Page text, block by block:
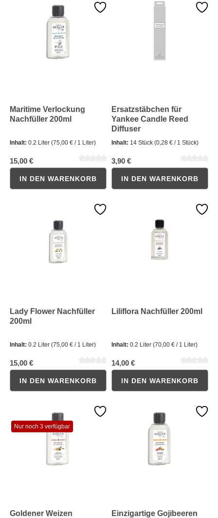
Durchschnittliche Bewertung von 5 von 5 SternenDurchschnittliche Bewertung
Maritime Verlockung
Nachfüller 200ml
Inhalt: 0.2 Liter (75,00 € / 1 Liter)
15,00 €
IN DEN WARENKORB
Ersatzstäbchen für
Yankee Candle Reed
Diffuser
Inhalt: 14 Stück (0,28 € / 1 Stück)
3,90 €
IN DEN WARENKORB
Lady Flower Nachfüller
200ml
Inhalt: 0.2 Liter (75,00 € / 1 Liter)
15,00 €
IN DEN WARENKORB
Liliflora Nachfüller 200ml
Inhalt: 0.2 Liter (70,00 € / 1 Liter)
14,00 €
IN DEN WARENKORB
Nur noch 3 verfügbar
Goldener Weizen
Einzigartige Gojibeeren